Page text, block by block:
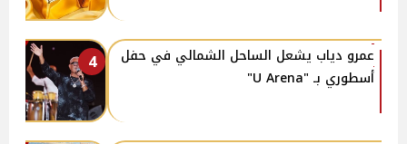
4
عمرو دياب يشعل الساحل الشمالي في حفل
أسطوري بـ "U Arena"